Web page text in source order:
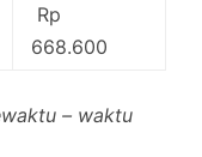
Rp
668.600
– waktu